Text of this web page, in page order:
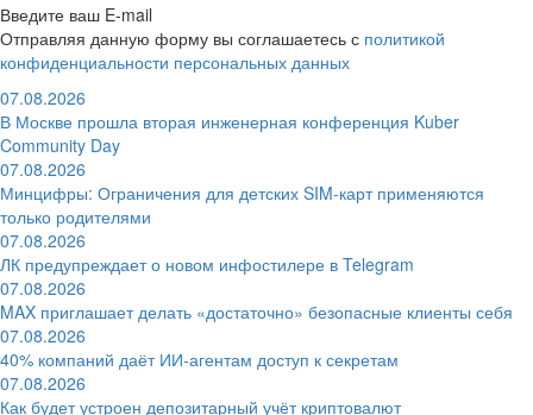
Введите ваш E-mail
Отправляя данную форму вы соглашаетесь с политикой
конфиденциальности персональных данных
07.08.2026
В Москве прошла вторая инженерная конференция Kuber
Community Day
07.08.2026
Минцифры: Ограничения для детских SIM-карт применяются
только родителями
07.08.2026
ЛК предупреждает о новом инфостилере в Telegram
07.08.2026
MAX приглашает делать «достаточно» безопасные клиенты себя
07.08.2026
40% компаний даёт ИИ‑агентам доступ к секретам
07.08.2026
Как будет устроен депозитарный учёт криптовалют